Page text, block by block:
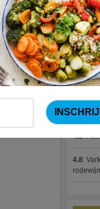
4.9:
4.8:
4.8:
spek
4.8:
4.8:
4.8: